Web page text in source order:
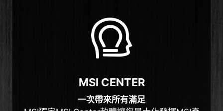
MSI CENTER
一次帶來所有滿足